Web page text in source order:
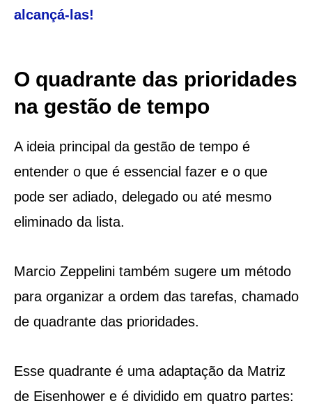
alcançá-las!
O quadrante das prioridades
na gestão de tempo
A ideia principal da gestão de tempo é
entender o que é essencial fazer e o que
pode ser adiado, delegado ou até mesmo
eliminado da lista.
Marcio Zeppelini também sugere um método
para organizar a ordem das tarefas, chamado
de quadrante das prioridades.
Esse quadrante é uma adaptação da Matriz
de Eisenhower e é dividido em quatro partes: